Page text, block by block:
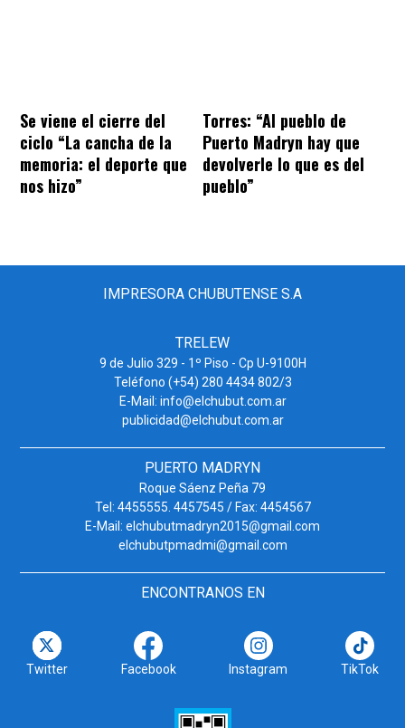
Se viene el cierre del
ciclo “La cancha de la
memoria: el deporte que
nos hizo”
Torres: “Al pueblo de
Puerto Madryn hay que
devolverle lo que es del
pueblo”
IMPRESORA CHUBUTENSE S.A
TRELEW
9 de Julio 329 - 1º Piso - Cp U-9100H
Teléfono (+54) 280 4434 802/3
E-Mail: info@elchubut.com.ar
publicidad@elchubut.com.ar
PUERTO MADRYN
Roque Sáenz Peña 79
Tel: 4455555. 4457545 / Fax: 4454567
E-Mail: elchubutmadryn2015@gmail.com
elchubutpmadmi@gmail.com
ENCONTRANOS EN
Twitter Facebook Instagram TikTok